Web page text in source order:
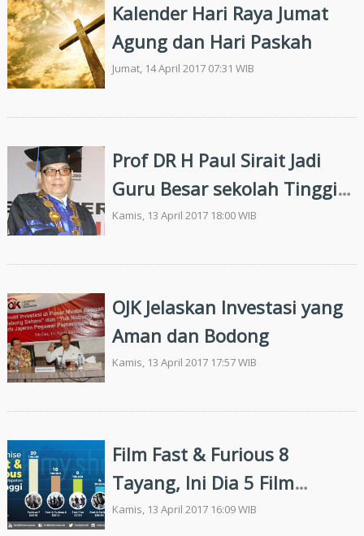
Kalender Hari Raya Jumat
Agung dan Hari Paskah
Jumat, 14 April 2017 07:31 WIB
Prof DR H Paul Sirait Jadi
Guru Besar sekolah Tinggi
Keperawatan Sumut
Kamis, 13 April 2017 18:00 WIB
OJK Jelaskan Investasi yang
Aman dan Bodong
Kamis, 13 April 2017 17:57 WIB
Film Fast & Furious 8
Tayang, Ini Dia 5 Film
Franchise Fast & Furious
Kamis, 13 April 2017 16:09 WIB